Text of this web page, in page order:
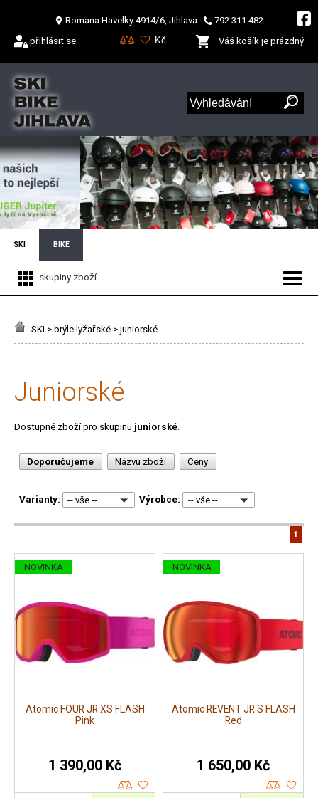
Romana Havelky 4914/6, Jihlava
792 311 482
přihlásit se
Váš košík je prázdný
SKI BIKE
skupiny zboží
SKI > brýle lyžařské > juniorské
juniorské
Dostupné zboží pro skupinu juniorské.
Doporučujeme Názvu zboží Ceny
Varianty: -- vše -- Výrobce: -- vše --
1
NOVINKA
Atomic FOUR JR XS FLASH
Pink
1 390,00 Kč
NOVINKA
Atomic REVENT JR S FLASH
Red
1 650,00 Kč